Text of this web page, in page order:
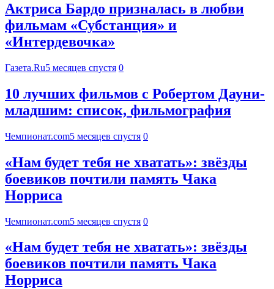
Актриса Бардо призналась в любви
фильмам «Субстанция» и
«Интердевочка»
Газета.Ru5 месяцев спустя 0
10 лучших фильмов с Робертом Дауни-
младшим: список, фильмография
Чемпионат.com5 месяцев спустя 0
«Нам будет тебя не хватать»: звёзды
боевиков почтили память Чака
Норриса
Чемпионат.com5 месяцев спустя 0
«Нам будет тебя не хватать»: звёзды
боевиков почтили память Чака
Норриса